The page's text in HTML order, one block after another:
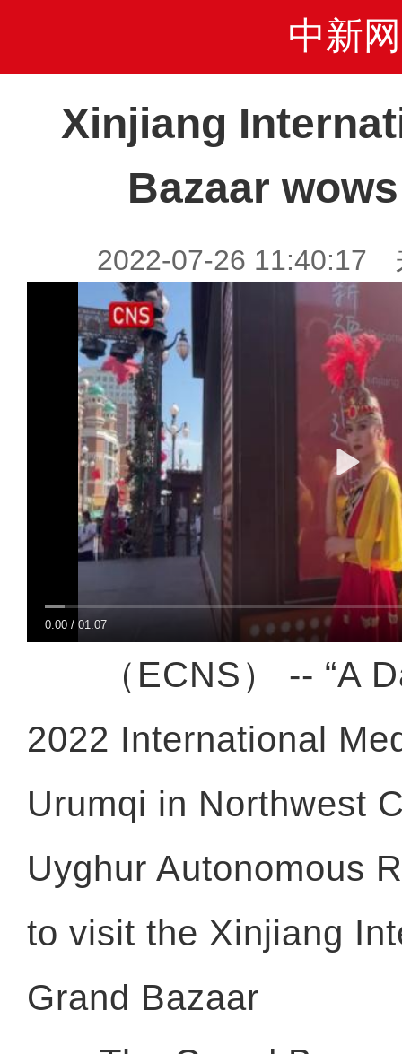
中新网
Xinjiang
Bazaar
2022-07-26 11:40:17
0:00 /01:07
（ECNS） -- “A
2022 International
Urumqi in Northwest
Uyghur Autonomous
to visit the Xinjiang
Grand Bazaar